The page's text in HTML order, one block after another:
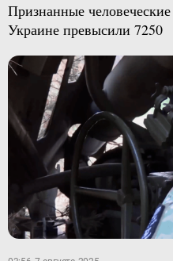
Признанные
Украине превысили 7250